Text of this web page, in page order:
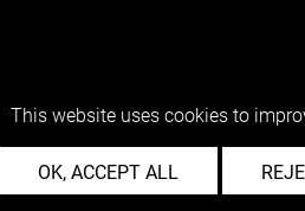
This website uses cookies to
OK, ACCEPT ALL